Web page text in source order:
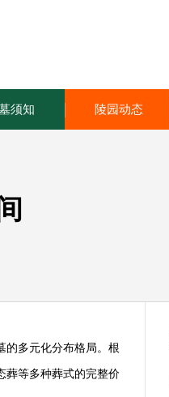
须知 陵园动态
的多元化分布格局。根
葬等多种葬式的完整价